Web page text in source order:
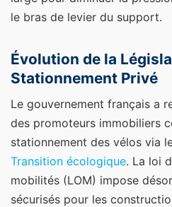
le bras de levier du support.
Évolution de la
Stationnement Privé
Le gouvernement français a
des promoteurs immobiliers
stationnement des vélos via
Transition écologique. La loi
mobilités (LOM) impose
sécurisés pour les